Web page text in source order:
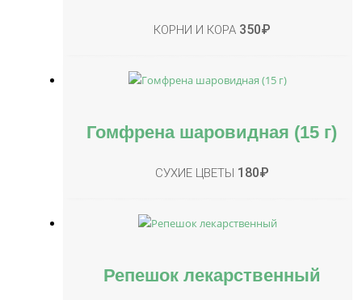
КОРНИ И КОРА 350₽
Гомфрена шаровидная (15 г)
СУХИЕ ЦВЕТЫ 180₽
Репешок лекарственный